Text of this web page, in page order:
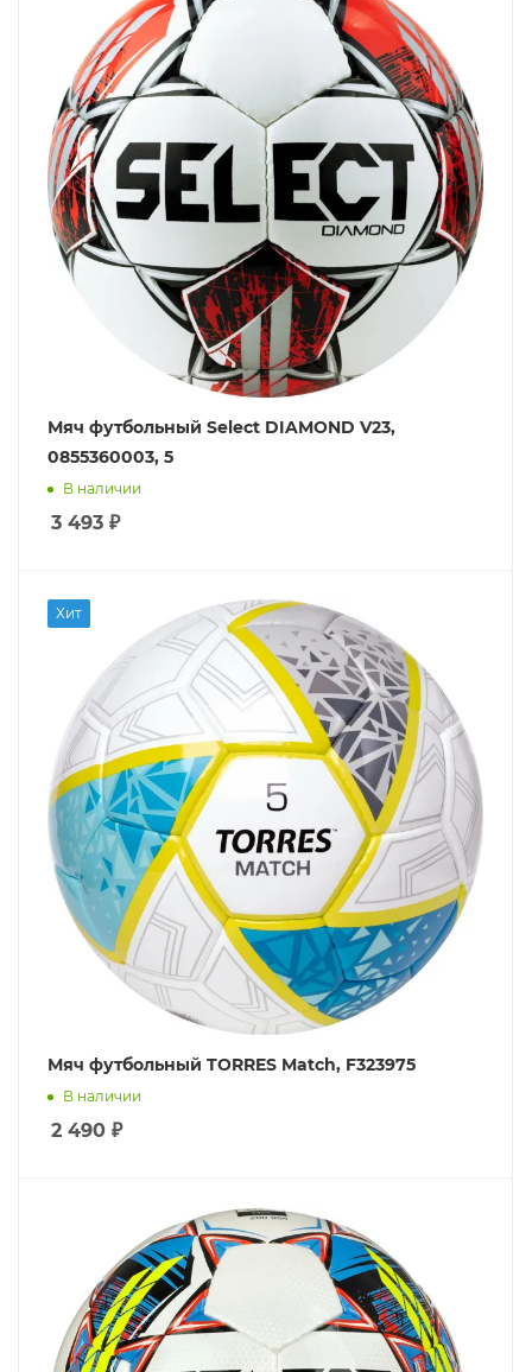
Мяч футбольный Select DIAMOND V23,
0855360003, 5
В наличии
3 493 ₽
Хит
Мяч футбольный TORRES Match, F323975
В наличии
2 490 ₽